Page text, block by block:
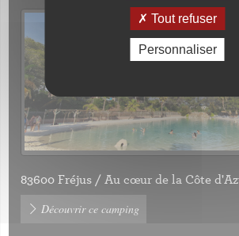
83600 Fréjus / Au cœur de la Côte
Découvrir ce camping
Tout refuser
Personnaliser